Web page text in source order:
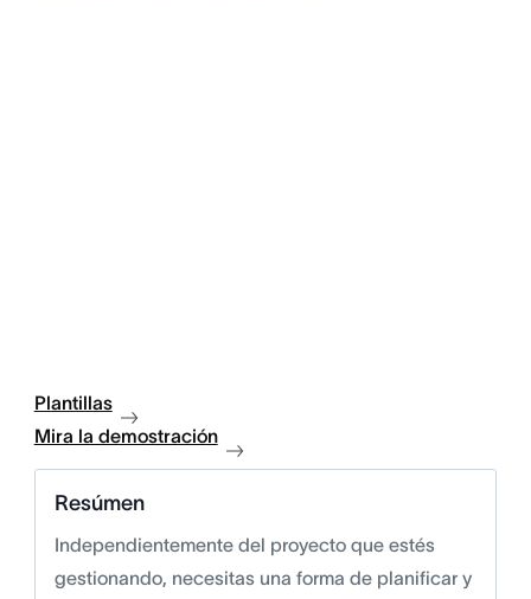
Plantillas
Mira la demostración
Resúmen
Independientemente del proyecto que estés
gestionando, necesitas una forma de planificar y